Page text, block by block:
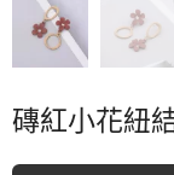
磚紅小花紐